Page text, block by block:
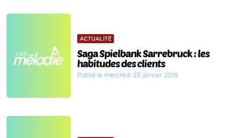
ACTUALITÉ
Saga Spielbank Sarrebruck : les
habitudes des clients
Publié le mercredi 23 janvier 2019